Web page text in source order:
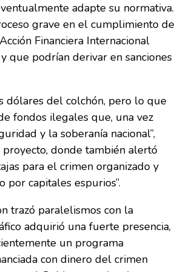
adapte su normativa.
grave en el cumplimiento de
Financiera Internacional
que podrían derivar en sanciones
dólares del colchón, pero lo que
fondos ilegales que, una vez
y la soberanía nacional”,
donde también alertó
para el crimen organizado y
por capitales espurios”.
trazó paralelismos con la
adquirió una fuerte presencia,
un programa
con dinero del crimen